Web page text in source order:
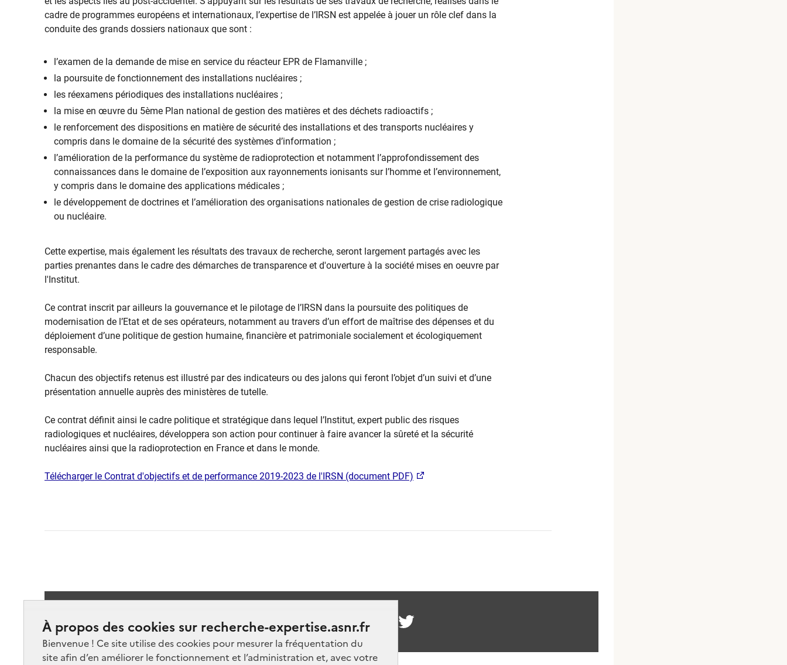
À propos des cookies sur recherche-expertise.asnr.fr
Bienvenue ! Ce site utilise des cookies pour mesurer la fréquentation du
site afin d’en améliorer le fonctionnement et l’administration et, avec votre
cadre de programmes européens et internationaux, l’expertise de l’IRSN est appelée à jouer un rôle clef dans la
conduite des grands dossiers nationaux que sont :
l’examen de la demande de mise en service du réacteur EPR de Flamanville ;
la poursuite de fonctionnement des installations nucléaires ;
les réexamens périodiques des installations nucléaires ;
la mise en œuvre du 5ème Plan national de gestion des matières et des déchets radioactifs ;
le renforcement des dispositions en matière de sécurité des installations et des transports nucléaires y
compris dans le domaine de la sécurité des systèmes d’information ;
l’amélioration de la performance du système de radioprotection et notamment l’approfondissement des
connaissances dans le domaine de l’exposition aux rayonnements ionisants sur l’homme et l’environnement,
y compris dans le domaine des applications médicales ;
le développement de doctrines et l’amélioration des organisations nationales de gestion de crise radiologique
ou nucléaire.
Cette expertise, mais également les résultats des travaux de recherche, seront largement partagés avec les
parties prenantes dans le cadre des démarches de transparence et d'ouverture à la société mises en oeuvre par
l'Institut.
Ce contrat inscrit par ailleurs la gouvernance et le pilotage de l’IRSN dans la poursuite des politiques de
modernisation de l’Etat et de ses opérateurs, notamment au travers d’un effort de maîtrise des dépenses et du
déploiement d’une politique de gestion humaine, financière et patrimoniale socialement et écologiquement
responsable.
Chacun des objectifs retenus est illustré par des indicateurs ou des jalons qui feront l’objet d’un suivi et d’une
présentation annuelle auprès des ministères de tutelle.
Ce contrat définit ainsi le cadre politique et stratégique dans lequel l’Institut, expert public des risques
radiologiques et nucléaires, développera son action pour continuer à faire avancer la sûreté et la sécurité
nucléaires ainsi que la radioprotection en France et dans le monde.
Télécharger le Contrat d'objectifs et de performance 2019-2023 de l'IRSN (document PDF)
Suivez-nous